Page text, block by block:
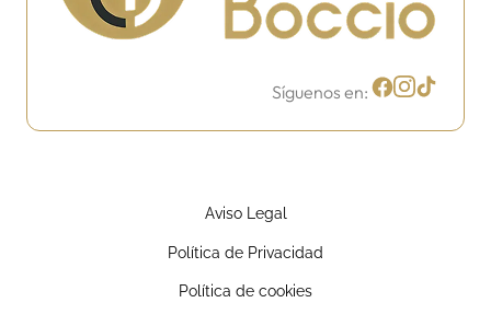
Síguenos en:
Aviso Legal
Política de Privacidad
Política de cookies